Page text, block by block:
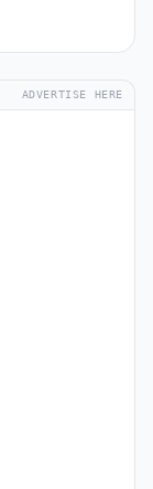
ADVERTISE HERE